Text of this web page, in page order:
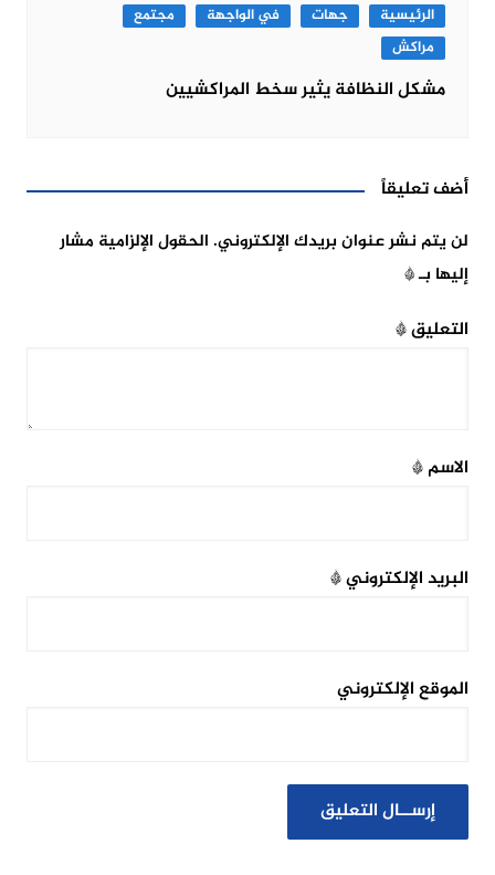
الرئيسية جهات في الواجهة
مجتمع
مراكش
مشكل النظافة يثير سخط المراكشيين
أضف تعليقاً
لن يتم نشر عنوان بريدك الإلكتروني. الحقول الإلزامية مشار
إليها بـ*
التعليق*
الاسم*
البريد الإلكتروني*
الموقع الإلكتروني